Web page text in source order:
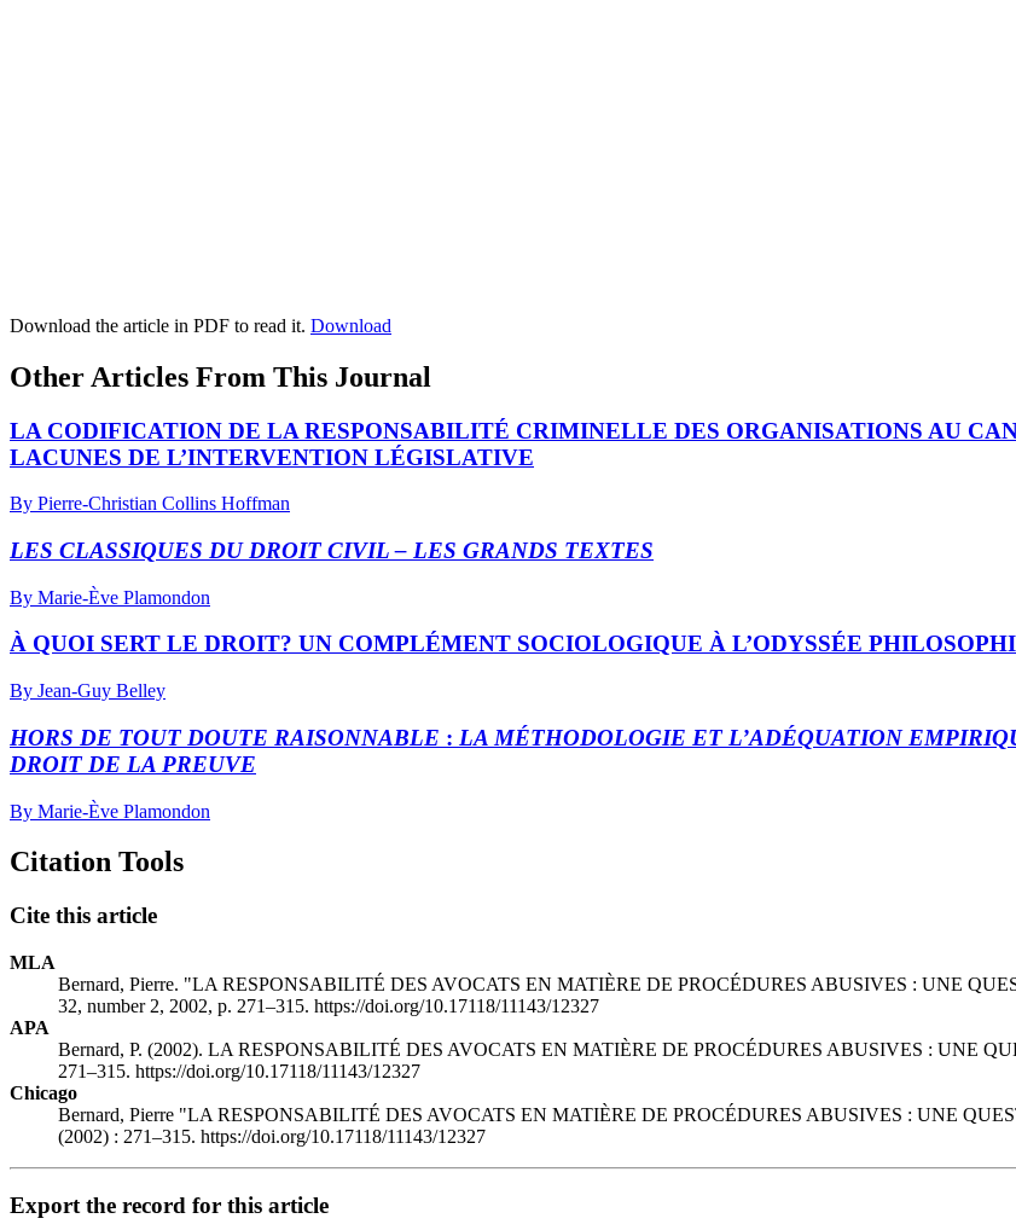
Download the article in PDF to read it. Download
Other Articles From This Journal
LA CODIFICATION DE LA RESPONSABILITÉ CRIMINELLE DES ORGANISATIONS AU
LACUNES DE L’INTERVENTION LÉGISLATIVE
By Pierre-Christian Collins Hoffman
LES CLASSIQUES DU DROIT CIVIL – LES GRANDS TEXTES
By Marie-Ève Plamondon
À QUOI SERT LE DROIT? UN COMPLÉMENT SOCIOLOGIQUE À L’ODYSSÉE
By Jean-Guy Belley
HORS DE TOUT DOUTE RAISONNABLE : LA MÉTHODOLOGIE ET L’ADÉQUATION
DROIT DE LA PREUVE
By Marie-Ève Plamondon
Citation Tools
Cite this article
MLA
Bernard, Pierre. "LA RESPONSABILITÉ DES AVOCATS EN MATIÈRE DE PROCÉDURES ABUSIVES : UNE
32, number 2, 2002, p. 271–315. https://doi.org/10.17118/11143/12327
APA
Bernard, P. (2002). LA RESPONSABILITÉ DES AVOCATS EN MATIÈRE DE PROCÉDURES ABUSIVES : UNE
271–315. https://doi.org/10.17118/11143/12327
Chicago
Bernard, Pierre "LA RESPONSABILITÉ DES AVOCATS EN MATIÈRE DE PROCÉDURES ABUSIVES : UNE
(2002) : 271–315. https://doi.org/10.17118/11143/12327
Export the record for this article